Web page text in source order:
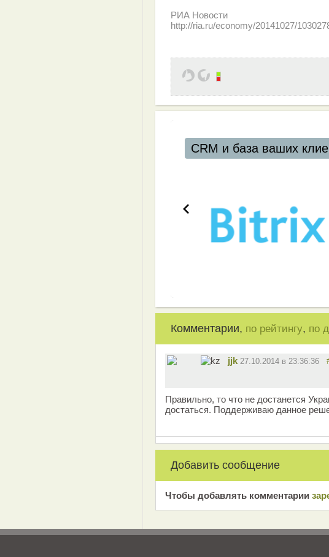
РИА Новости
http://ria.ru/economy/20141027/
CRM и база ваших
Комментарии, по рейтингу, по
jjk 27.10.2014 в 23:36:36
Правильно, то что не достанется
достаться. Поддерживаю данное
Добавить сообщение
Чтобы добавлять комментарии